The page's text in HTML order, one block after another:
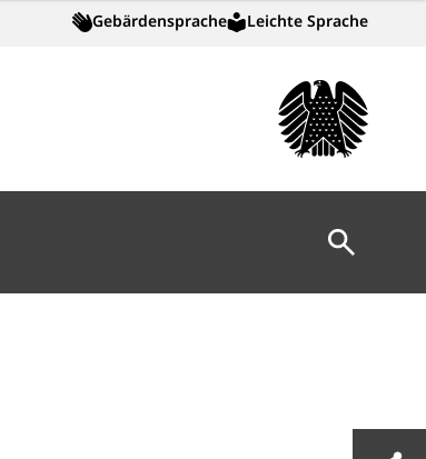
Gebärdensprache Leichte Sprache
Suche